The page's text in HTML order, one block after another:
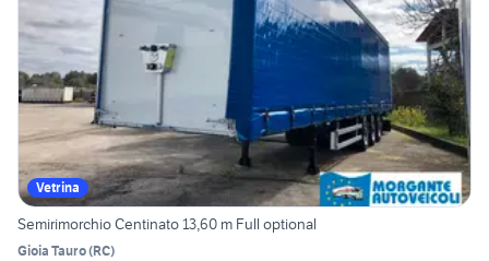
Vetrina
Semirimorchio Centinato 13,60 m Full optional
Gioia Tauro(RC)